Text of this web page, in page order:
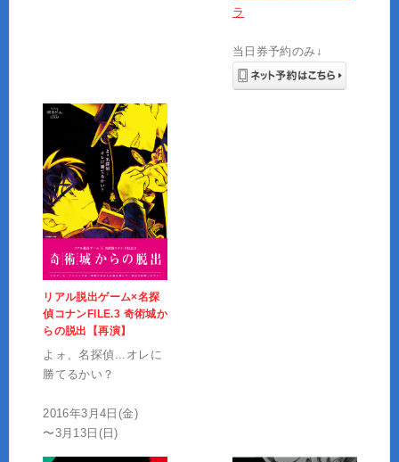
ラ
当日券予約のみ↓
リアル脱出ゲーム×名探
偵コナンFILE.3 奇術城か
らの脱出【再演】
よォ、名探偵...オレに
勝てるかい？
2016年3月4日(金)
〜3月13日(日)